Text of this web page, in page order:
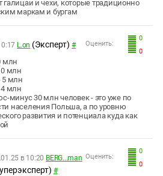
галицаи и чехи, которые традиционно
маркам и бургам
0
0
Оценить:
L.on (Эксперт) #
млн
млн
5 млн
4 млн
минус 30 млн человек - это уже по
населения Польша, а по уровню
развития и потенциала куда как
0
0
Оценить:
в 10:20 BERG...man
#